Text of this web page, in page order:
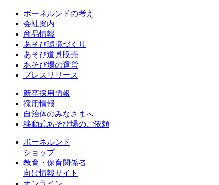
ボーネルンドの考え
会社案内
商品情報
あそび環境づくり
あそび道具販売
あそび場の運営
プレスリリース
新卒採用情報
採用情報
自治体のみなさまへ
移動式あそび場のご依頼
ボーネルンド
ショップ
教育・保育関係者
向け情報サイト
オンライン